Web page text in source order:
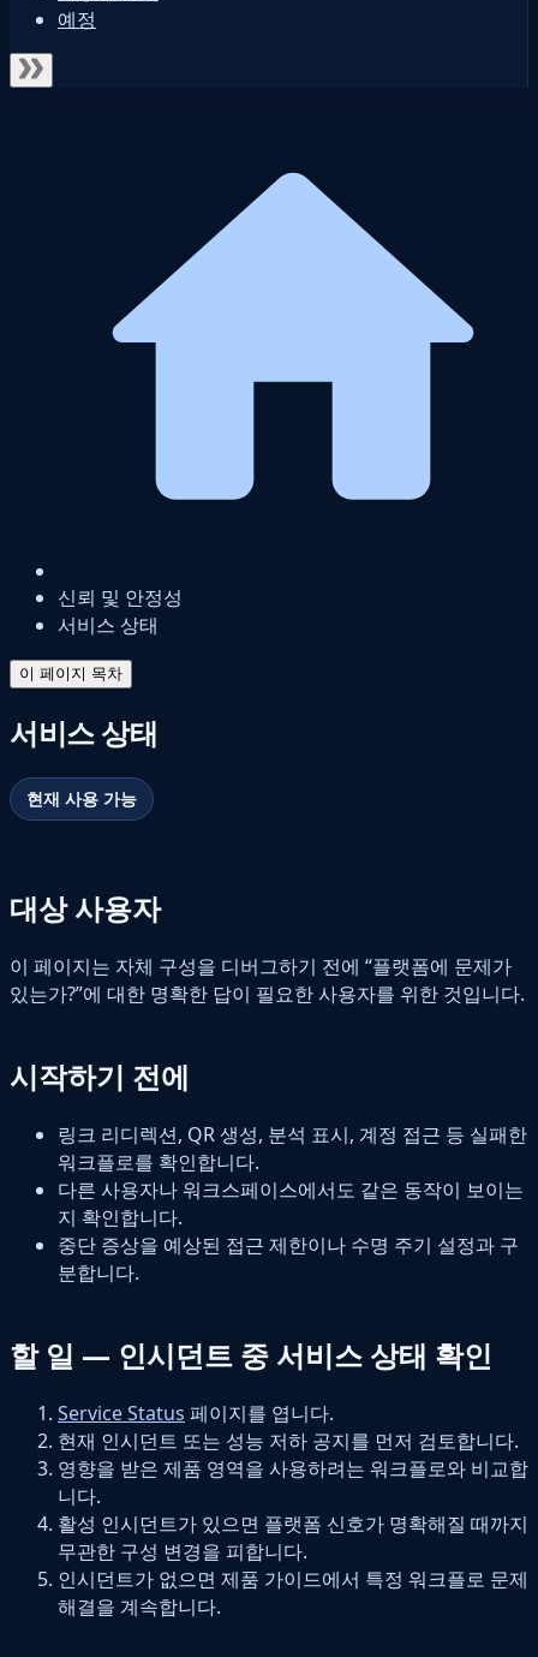
예정
신뢰 및 안정성
서비스 상태
이 페이지 목차
서비스 상태
현재 사용 가능
대상 사용자
이 페이지는 자체 구성을 디버그하기 전에 “플랫폼에 문제가
있는가?”에 대한 명확한 답이 필요한 사용자를 위한 것입니다.
시작하기 전에
링크 리디렉션, QR 생성, 분석 표시, 계정 접근 등 실패한
워크플로를 확인합니다.
다른 사용자나 워크스페이스에서도 같은 동작이 보이는
지 확인합니다.
중단 증상을 예상된 접근 제한이나 수명 주기 설정과 구
분합니다.
할 일 — 인시던트 중 서비스 상태 확인
Service Status 페이지를 엽니다.
현재 인시던트 또는 성능 저하 공지를 먼저 검토합니다.
영향을 받은 제품 영역을 사용하려는 워크플로와 비교합
니다.
활성 인시던트가 있으면 플랫폼 신호가 명확해질 때까지
무관한 구성 변경을 피합니다.
인시던트가 없으면 제품 가이드에서 특정 워크플로 문제
해결을 계속합니다.